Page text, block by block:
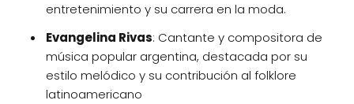
entretenimiento y su carrera en la moda.
Evangelina Rivas: Cantante y compositora de
música popular argentina, destacada por su
estilo melódico y su contribución al folklore
latinoamericano